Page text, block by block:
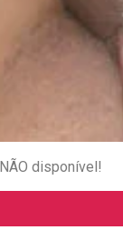
disponível!